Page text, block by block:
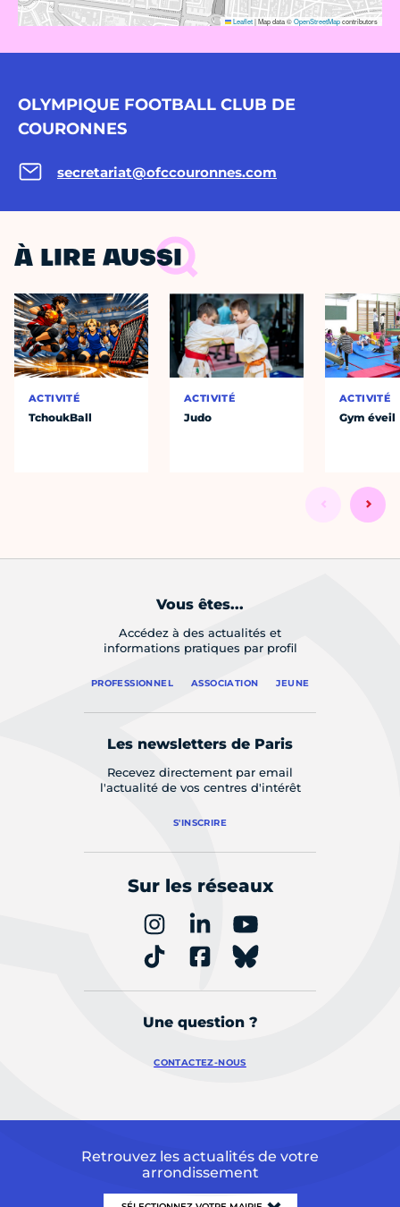
Leaflet|Map data ©OpenStreetMapcontributors
OLYMPIQUE FOOTBALL CLUB DE
COURONNES
secretariat@ofccouronnes.com
À LIRE AUSSI
ACTIVITÉ
TchoukBall
ACTIVITÉ
Judo
ACTIVITÉ
Gym éveil
Vous êtes...
Accédez à des actualités et
informations pratiques par profil
PROFESSIONNEL ASSOCIATION JEUNE
Les newsletters de Paris
Recevez directement par email
l'actualité de vos centres d'intérêt
S'INSCRIRE
Sur les réseaux
Une question ?
CONTACTEZ-NOUS
Retrouvez les actualités de votre
arrondissement